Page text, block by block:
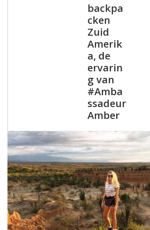
backpa
cken
Zuid
Amerik
a, de
ervarin
g van
#Amba
ssadeur
Amber